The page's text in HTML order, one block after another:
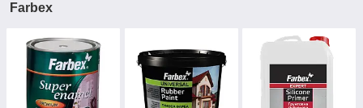
Farbex